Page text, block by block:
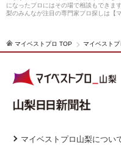
になったプロにはその場で相談もできま
梨のみんなが注目の専門家プロ探しは【
マイベストプロ TOP マイベストプ
マイベストプロ山梨につい